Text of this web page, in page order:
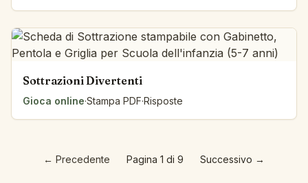
Sottrazioni Divertenti
Gioca online·Stampa PDF·Risposte
← Precedente Pagina 1 di 9 Successivo →